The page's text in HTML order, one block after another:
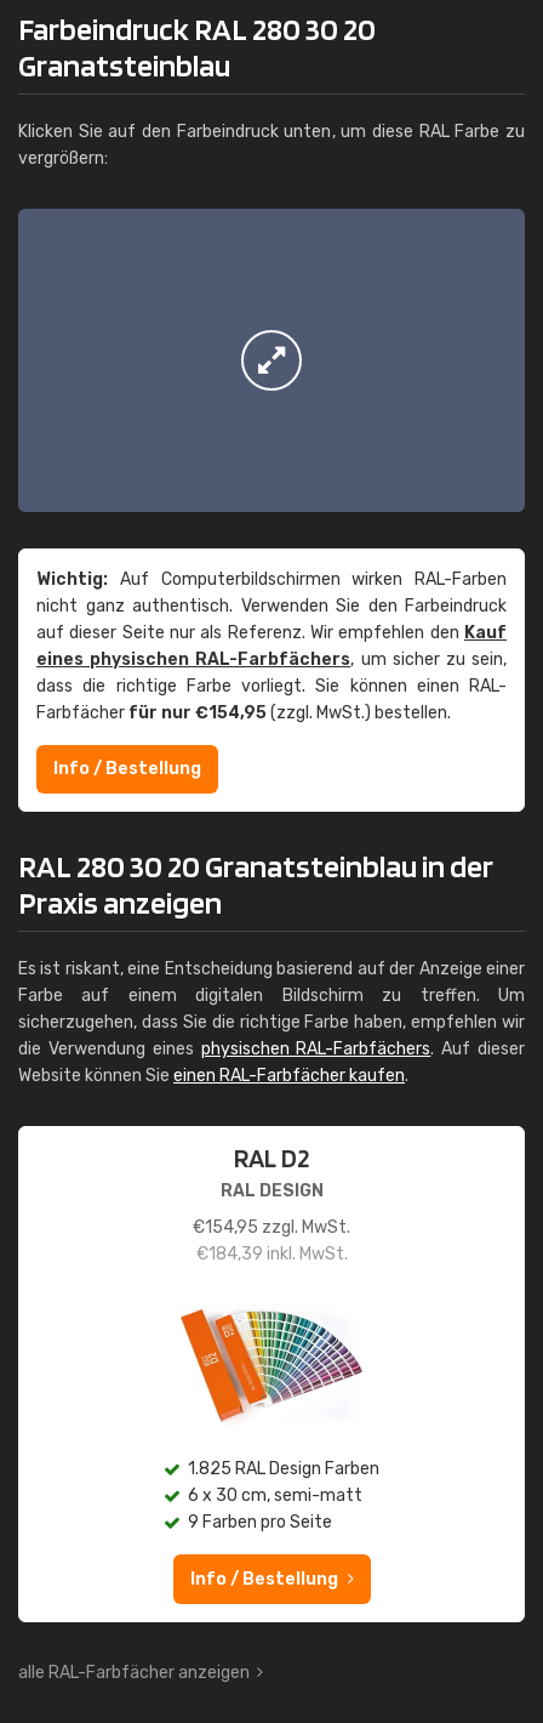
Farbeindruck RAL 280 30 20
Granatsteinblau
Klicken Sie auf den Farbeindruck unten, um diese RAL Farbe zu
vergrößern:
Wichtig: Auf Computerbildschirmen wirken RAL-Farben
nicht ganz authentisch. Verwenden Sie den Farbeindruck
auf dieser Seite nur als Referenz. Wir empfehlen den Kauf
eines physischen RAL-Farbfächers, um sicher zu sein,
dass die richtige Farbe vorliegt. Sie können einen RAL-
Farbfächer für nur €154,95(zzgl. MwSt.) bestellen.
Info / Bestellung
RAL 280 30 20 Granatsteinblau in der
Praxis anzeigen
Es ist riskant, eine Entscheidung basierend auf der Anzeige einer
Farbe auf einem digitalen Bildschirm zu treffen. Um
sicherzugehen, dass Sie die richtige Farbe haben, empfehlen wir
die Verwendung eines physischen RAL-Farbfächers. Auf dieser
Website können Sie einen RAL-Farbfächer kaufen.
RAL D2
RAL DESIGN
€154,95 zzgl. MwSt.
€184,39 inkl. MwSt.
1.825 RAL Design Farben
6 x 30 cm, semi-matt
9 Farben pro Seite
Info / Bestellung
alle RAL-Farbfächer anzeigen